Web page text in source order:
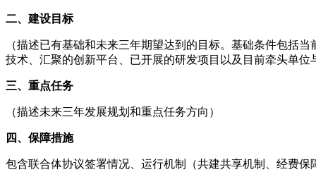
二、建设目标
（描述已有基础和未来三年期望达到的目标。基础条件包括
技术、汇聚的创新平台、已开展的研发项目以及目前牵头单位
三、重点任务
（描述未来三年发展规划和重点任务方向）
四、保障措施
包含联合体协议签署情况、运行机制（共建共享机制、经费